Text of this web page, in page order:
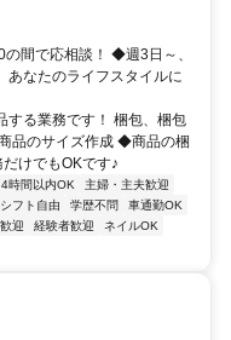
間で応相談！ ◆週3日～、
なたのライフスタイルに
する業務です！ 梱包、梱包
品のサイズ作成 ◆商品の梱
けでもOKです♪
時間以内OK
主婦・主夫歓迎
シフト自由 学歴不問
車通勤OK
迎 経験者歓迎
ネイルOK